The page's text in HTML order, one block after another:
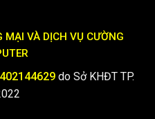
VÀ DỊCH VỤ CƯỜNG
do Sở KHĐT TP.